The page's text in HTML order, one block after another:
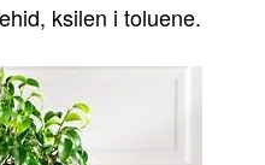
ksilen i toluene.